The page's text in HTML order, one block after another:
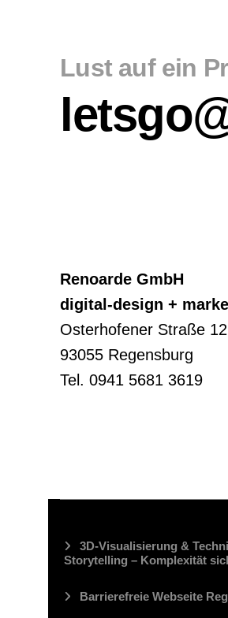
Lust auf ein
Renoarde GmbH
digital-design +
Osterhofener Straße 12
93055 Regensburg
Tel.0941 5681 3619
3D-Visualisierung &
Storytelling – Komplexität
Barrierefreie Webseite